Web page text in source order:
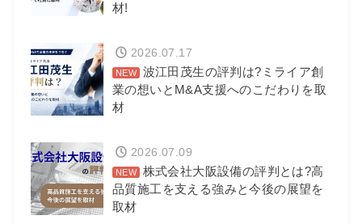
材!
波江田茂生の評判は?ミライア創
業の想いとM&A支援へのこだわりを取
材
2026.07.17
株式会社大阪設備の評判とは?高
品質施工を支える強みと今後の展望を
取材
2026.07.09